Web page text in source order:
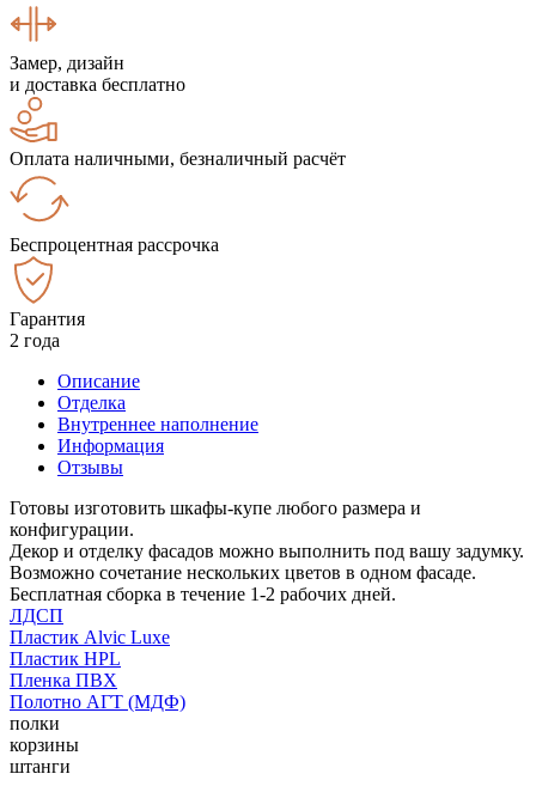
Замер, дизайн
и доставка бесплатно
Оплата наличными, безналичный расчёт
Беспроцентная рассрочка
Гарантия
2 года
Описание
Отделка
Внутреннее наполнение
Информация
Отзывы
Готовы изготовить шкафы-купе любого размера и
конфигурации.
Декор и отделку фасадов можно выполнить под вашу задумку.
Возможно сочетание нескольких цветов в одном фасаде.
Бесплатная сборка в течение 1-2 рабочих дней.
ЛДСП
Пластик Alvic Luxe
Пластик HPL
Пленка ПВХ
Полотно АГТ (МДФ)
полки
корзины
штанги